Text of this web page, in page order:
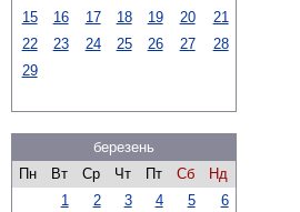
15
16 17 18 19 20
21
22
23 24 25 26 27
28
29
березень
Пн
Вт Ср Чт Пт Сб
Нд
1
2 3 4 5 6